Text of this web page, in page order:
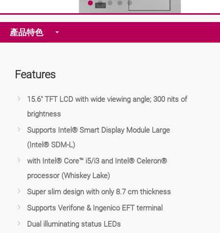
產品特色
Features
15.6" TFT LCD with wide viewing angle; 300 nits of
brightness
Supports Intel® Smart Display Module Large
(Intel® SDM-L)
with Intel® Core™ i5/i3 and Intel® Celeron®
processor (Whiskey Lake)
Super slim design with only 8.7 cm thickness
Supports Verifone & Ingenico EFT terminal
Dual illuminating status LEDs